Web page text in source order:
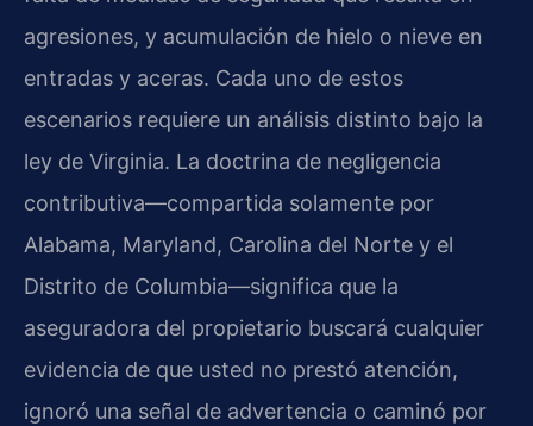
agresiones, y acumulación de hielo o nieve en
entradas y aceras. Cada uno de estos
escenarios requiere un análisis distinto bajo la
ley de Virginia. La doctrina de negligencia
contributiva—compartida solamente por
Alabama, Maryland, Carolina del Norte y el
Distrito de Columbia—significa que la
aseguradora del propietario buscará cualquier
evidencia de que usted no prestó atención,
ignoró una señal de advertencia o caminó por